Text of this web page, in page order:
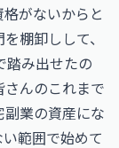
がないからと
棚卸しして、
踏み出せたの
んのこれまで
業の資産にな
範囲で始めて